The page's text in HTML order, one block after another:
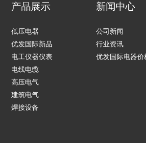
产品展示
低压电器
优发国际新品
电工仪器仪表
电线电缆
高压电气
建筑电气
焊接设备
新闻中心
公司新闻
行业资讯
优发国际电器价